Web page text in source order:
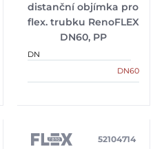
distanční objímka pro
flex. trubku RenoFLEX
DN60, PP
DN
DN60
52104714